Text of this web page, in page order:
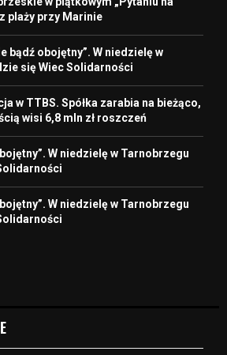
plaży przy Marinie
bądź obojętny”. W niedzielę w
się Wiec Solidarności
w TTBS. Spółka zarabia na bieżąco,
wisi 6,8 mln zł roszczeń
W niedzielę w Tarnobrzegu
W niedzielę w Tarnobrzegu